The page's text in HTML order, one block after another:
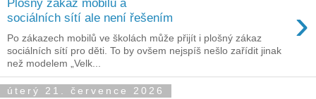
Plošný zákaz mobilů a
sociálních sítí ale není řešením
›
Po zákazech mobilů ve školách může přijít i plošný zákaz
sociálních sítí pro děti. To by ovšem nejspíš nešlo zařídit jinak
než modelem „Velk...
úterý 21. července 2026